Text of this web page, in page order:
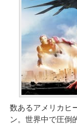
数あるアメリカヒ
ン。世界中で圧倒